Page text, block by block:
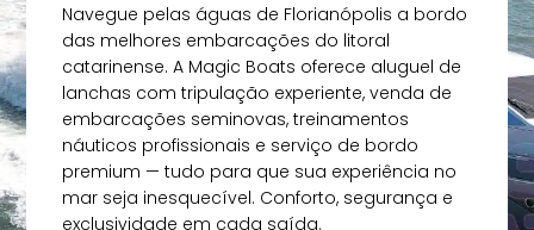
Navegue pelas águas de Florianópolis a bordo
das melhores embarcações do litoral
catarinense. A Magic Boats oferece aluguel de
lanchas com tripulação experiente, venda de
embarcações seminovas, treinamentos
náuticos profissionais e serviço de bordo
premium — tudo para que sua experiência no
mar seja inesquecível. Conforto, segurança e
exclusividade em cada saída.